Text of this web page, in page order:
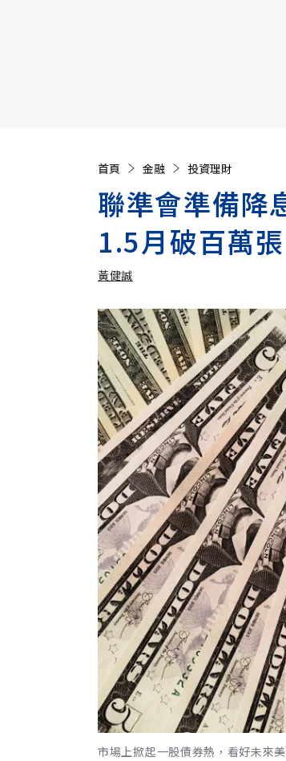
首頁 金融 投資理財
聯準會準備降
1.5月破百萬張
黃健誠
黃健誠 加入追
市場上掀起一股債券熱，看好未來